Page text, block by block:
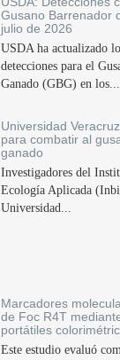
Gusano Barrenador
julio de 2026
USDA ha actualizado
detecciones para el
Ganado (GBG) en los...
Universidad
para combatir al
ganado
Investigadores del
Ecología Aplicada
Universidad...
Marcadores
de Foc R4T
portátiles
Este estudio evaluó